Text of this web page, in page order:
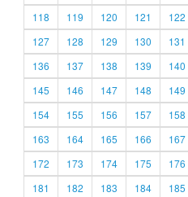
118
119 120 121 122
127
128 129 130 131
136
137 138 139 140
145
146 147 148 149
154
155 156 157 158
163
164 165 166 167
172
173 174 175 176
181
182 183 184 185